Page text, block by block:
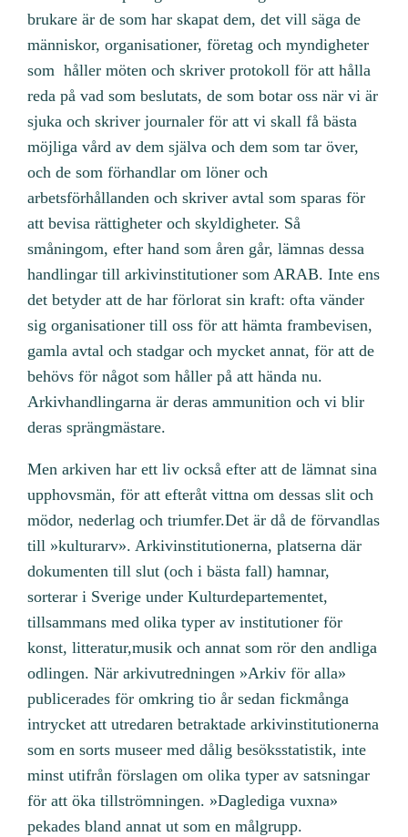
brukare är de som har skapat dem, det vill säga de
människor, organisationer, företag och myndigheter
som håller möten och skriver protokoll för att hålla
reda på vad som beslutats, de som botar oss när vi är
sjuka och skriver journaler för att vi skall få bästa
möjliga vård av dem själva och dem som tar över,
och de som förhandlar om löner och
arbetsförhållanden och skriver avtal som sparas för
att bevisa rättigheter och skyldigheter. Så
småningom, efter hand som åren går, lämnas dessa
handlingar till arkivinstitutioner som ARAB. Inte ens
det betyder att de har förlorat sin kraft: ofta vänder
sig organisationer till oss för att hämta frambevisen,
gamla avtal och stadgar och mycket annat, för att de
behövs för något som håller på att hända nu.
Arkivhandlingarna är deras ammunition och vi blir
deras sprängmästare.
Men arkiven har ett liv också efter att de lämnat sina
upphovsmän, för att efteråt vittna om dessas slit och
mödor, nederlag och triumfer.Det är då de förvandlas
till »kulturarv». Arkivinstitutionerna, platserna där
dokumenten till slut (och i bästa fall) hamnar,
sorterar i Sverige under Kulturdepartementet,
tillsammans med olika typer av institutioner för
konst, litteratur,musik och annat som rör den andliga
odlingen. När arkivutredningen »Arkiv för alla»
publicerades för omkring tio år sedan fickmånga
intrycket att utredaren betraktade arkivinstitutionerna
som en sorts museer med dålig besöksstatistik, inte
minst utifrån förslagen om olika typer av satsningar
för att öka tillströmningen. »Daglediga vuxna»
pekades bland annat ut som en målgrupp.